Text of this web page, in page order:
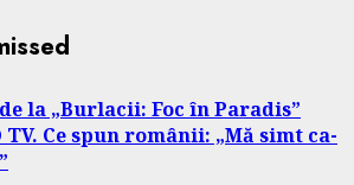
la „Burlacii: Foc în Paradis”
Ce spun românii: „Mă simt ca-